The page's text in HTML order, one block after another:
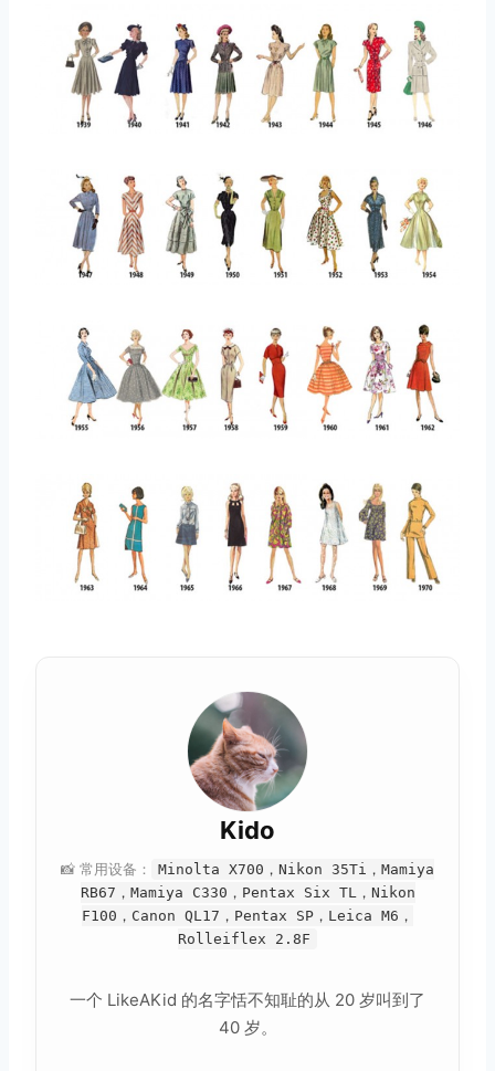
Kido
📸 常用设备：
Minolta X700，Nikon 35Ti，Mamiya
RB67，Mamiya C330，Pentax Six TL，Nikon
F100，Canon QL17，Pentax SP，Leica M6，
Rolleiflex 2.8F
一个 LikeAKid 的名字恬不知耻的从 20 岁叫到了
40 岁。